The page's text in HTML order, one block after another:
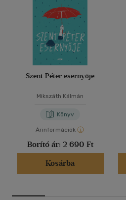
Szent Péter esernyője
Mikszáth Kálmán
Könyv
Árinformációk
Borító ár: 2 690 Ft
Kosárba